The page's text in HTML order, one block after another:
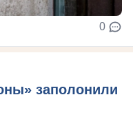
0
заполонили